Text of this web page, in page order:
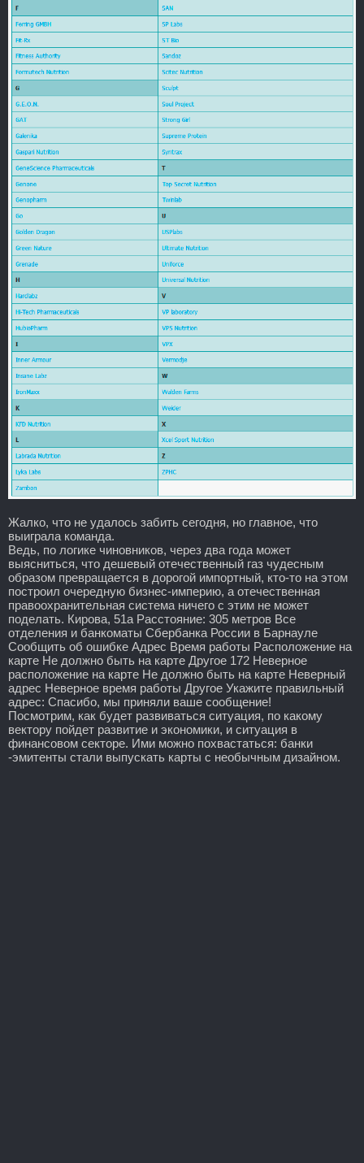
Жалко, что не удалось забить сегодня, но главное, что
выиграла команда.
Ведь, по логике чиновников, через два года может
выясниться, что дешевый отечественный газ чудесным
образом превращается в дорогой импортный, кто-то на этом
построил очередную бизнес-империю, а отечественная
правоохранительная система ничего с этим не может
поделать. Кирова, 51а Расстояние: 305 метров Все
отделения и банкоматы Сбербанка России в Барнауле
Сообщить об ошибке Адрес Время работы Расположение на
карте Не должно быть на карте Другое 172 Неверное
расположение на карте Не должно быть на карте Неверный
адрес Неверное время работы Другое Укажите правильный
адрес: Спасибо, мы приняли ваше сообщение!
Посмотрим, как будет развиваться ситуация, по какому
вектору пойдет развитие и экономики, и ситуация в
финансовом секторе. Ими можно похвастаться: банки
-эмитенты стали выпускать карты с необычным дизайном.